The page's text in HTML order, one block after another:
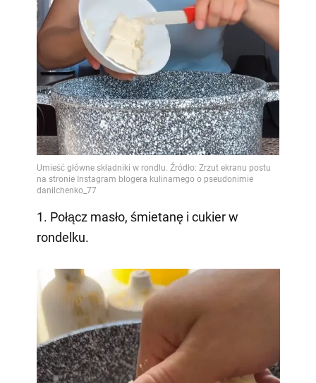
1. Połącz masło, śmietanę i cukier w
rondelku.